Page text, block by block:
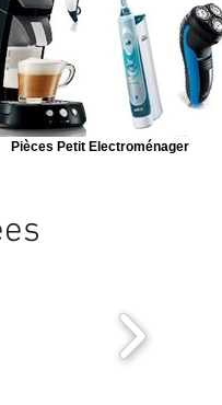
Pièces Petit Electroménager